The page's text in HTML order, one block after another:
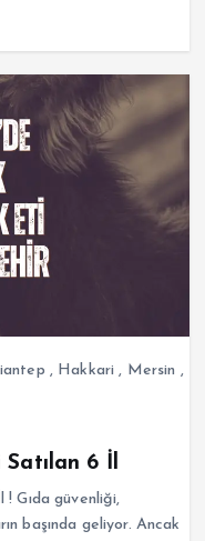
, Hakkari , Mersin ,
Satılan 6 İl
Gıda güvenliği,
başında geliyor. Ancak